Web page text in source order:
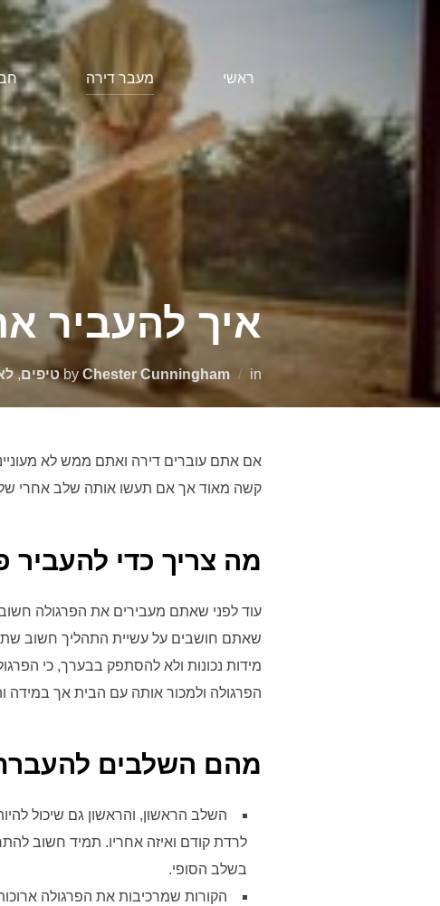
ראשי מעבר דירה
איך להעביר
by Chester Cunningham in טיפים,
אם אתם עוברים דירה ואתם ממש לא
קשה מאוד אך אם תעשו אותה שלב אחרי
מה צריך כדי להעביר
עוד לפני שאתם מעבירים את הפרגולה
שאתם חושבים על עשיית התהליך חשוב
מידות נכונות ולא להסתפק בבערך, כי
הפרגולה ולמכור אותה עם הבית אך במידה
מהם השלבים
השלב הראשון, והראשון גם שיכול
לרדת קודם ואיזה אחריו. תמיד חשוב
בשלב הסופי.
הקורות שמרכיבות את הפרגולה